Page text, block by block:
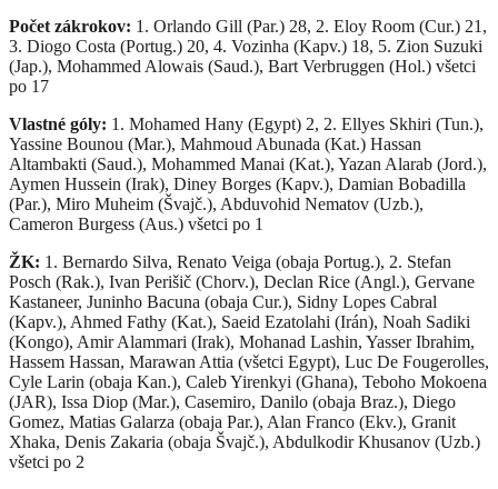
Počet zákrokov: 1. Orlando Gill (Par.) 28, 2. Eloy Room (Cur.) 21,
3. Diogo Costa (Portug.) 20, 4. Vozinha (Kapv.) 18, 5. Zion Suzuki
(Jap.), Mohammed Alowais (Saud.), Bart Verbruggen (Hol.) všetci
po 17
Vlastné góly: 1. Mohamed Hany (Egypt) 2, 2. Ellyes Skhiri (Tun.),
Yassine Bounou (Mar.), Mahmoud Abunada (Kat.) Hassan
Altambakti (Saud.), Mohammed Manai (Kat.), Yazan Alarab (Jord.),
Aymen Hussein (Irak), Diney Borges (Kapv.), Damian Bobadilla
(Par.), Miro Muheim (Švajč.), Abduvohid Nematov (Uzb.),
Cameron Burgess (Aus.) všetci po 1
ŽK: 1. Bernardo Silva, Renato Veiga (obaja Portug.), 2. Stefan
Posch (Rak.), Ivan Perišič (Chorv.), Declan Rice (Angl.), Gervane
Kastaneer, Juninho Bacuna (obaja Cur.), Sidny Lopes Cabral
(Kapv.), Ahmed Fathy (Kat.), Saeid Ezatolahi (Irán), Noah Sadiki
(Kongo), Amir Alammari (Irak), Mohanad Lashin, Yasser Ibrahim,
Hassem Hassan, Marawan Attia (všetci Egypt), Luc De Fougerolles,
Cyle Larin (obaja Kan.), Caleb Yirenkyi (Ghana), Teboho Mokoena
(JAR), Issa Diop (Mar.), Casemiro, Danilo (obaja Braz.), Diego
Gomez, Matias Galarza (obaja Par.), Alan Franco (Ekv.), Granit
Xhaka, Denis Zakaria (obaja Švajč.), Abdulkodir Khusanov (Uzb.)
všetci po 2